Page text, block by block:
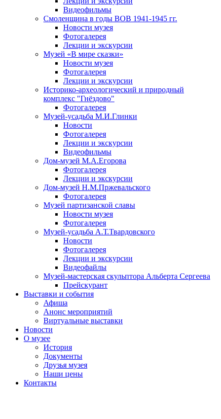
Видеофильмы
Смоленщина в годы ВОВ 1941-1945 гг.
Новости музея
Фотогалерея
Лекции и экскурсии
Музей «В мире сказки»
Новости музея
Фотогалерея
Лекции и экскурсии
Историко-археологический и природный
комплекс "Гнёздово"
Фотогалерея
Музей-усадьба М.И.Глинки
Новости
Фотогалерея
Лекции и экскурсии
Видеофильмы
Дом-музей М.А.Егорова
Фотогалерея
Лекции и экскурсии
Дом-музей Н.М.Пржевальского
Фотогалерея
Музей партизанской славы
Новости музея
Фотогалерея
Музей-усадьба А.Т.Твардовского
Новости
Фотогалерея
Лекции и экскурсии
Видеофайлы
Музей-мастерская скульптора Альберта Сергеева
Прейскурант
Выставки и события
Афиша
Анонс мероприятий
Виртуальные выставки
Новости
О музее
История
Документы
Друзья музея
Наши цены
Контакты